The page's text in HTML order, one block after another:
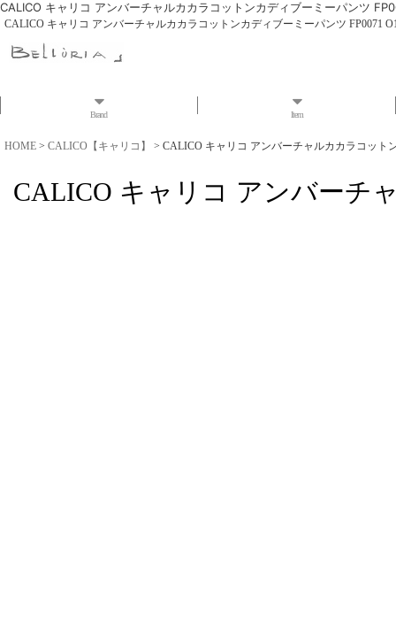
CALICO キャリコ アンバーチャルカカラコットンカディブーミーパンツ
CALICO キャリコ アンバーチャルカカラコットンカディブーミーパンツ FP0071
Brand Item
HOME > CALICO【キャリコ】 > CALICO キャリコ アンバーチャルカカラコット
CALICO キャリコ アンバーチ